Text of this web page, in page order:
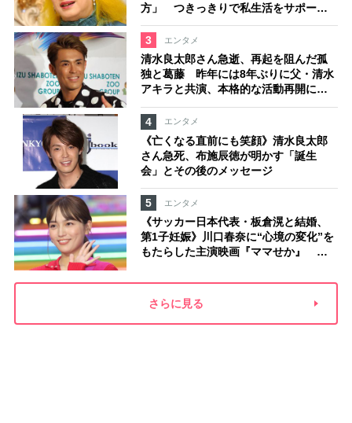
方」 つきっきりで私生活をサポート
していた元俳優が相続か
3
エンタメ
清水良太郎さん急逝、再起を阻んだ孤
独と葛藤 昨年には8年ぶりに父・清水
アキラと共演、本格的な活動再開に向
「不安定なところ」
4 エンタメ
《亡くなる直前にも笑顔》清水良太郎
さん急死、布施辰徳が明かす「誕生
会」とその後のメッセージ
5 エンタメ
《サッカー日本代表・板倉滉と結婚、
第1子妊娠》川口春奈に“心境の変化”を
もたらした主演映画『ママせか』 身
た壮絶な撮影現場
さらに見る